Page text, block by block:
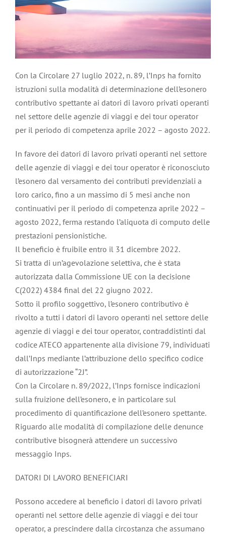
Con la Circolare 27 luglio 2022, n. 89, l’Inps ha fornito
istruzioni sulla modalità di determinazione dell’esonero
contributivo spettante ai datori di lavoro privati operanti
nel settore delle agenzie di viaggi e dei tour operator
per il periodo di competenza aprile 2022 – agosto 2022.
In favore dei datori di lavoro privati operanti nel settore
delle agenzie di viaggi e dei tour operator è riconosciuto
l’esonero dal versamento dei contributi previdenziali a
loro carico, fino a un massimo di 5 mesi anche non
continuativi per il periodo di competenza aprile 2022 –
agosto 2022, ferma restando l’aliquota di computo delle
prestazioni pensionistiche.
Il beneficio è fruibile entro il 31 dicembre 2022.
Si tratta di un’agevolazione selettiva, che è stata
autorizzata dalla Commissione UE con la decisione
C(2022) 4384 final del 22 giugno 2022.
Sotto il profilo soggettivo, l’esonero contributivo è
rivolto a tutti i datori di lavoro operanti nel settore delle
agenzie di viaggi e dei tour operator, contraddistinti dal
codice ATECO appartenente alla divisione 79, individuati
dall’Inps mediante l’attribuzione dello specifico codice
di autorizzazione “2J”.
Con la Circolare n. 89/2022, l’Inps fornisce indicazioni
sulla fruizione dell’esonero, e in particolare sul
procedimento di quantificazione dell’esonero spettante.
Riguardo alle modalità di compilazione delle denunce
contributive bisognerà attendere un successivo
messaggio Inps.
DATORI DI LAVORO BENEFICIARI
Possono accedere al beneficio i datori di lavoro privati
operanti nel settore delle agenzie di viaggi e dei tour
operator, a prescindere dalla circostanza che assumano